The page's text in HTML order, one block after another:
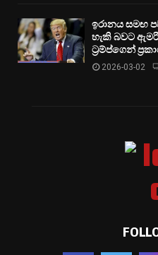
ඉරානය සමඟ
හැකි බවට
ට්‍රම්ප්ගෙන්
2026-03-02